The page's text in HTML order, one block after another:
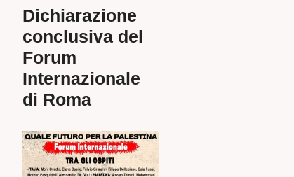
Dichiarazione
conclusiva del
Forum
Internazionale
di Roma